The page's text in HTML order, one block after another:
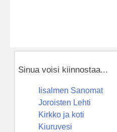
Sinua voisi kiinnostaa...
Iisalmen Sanomat
Joroisten Lehti
Kirkko ja koti
Kiuruvesi